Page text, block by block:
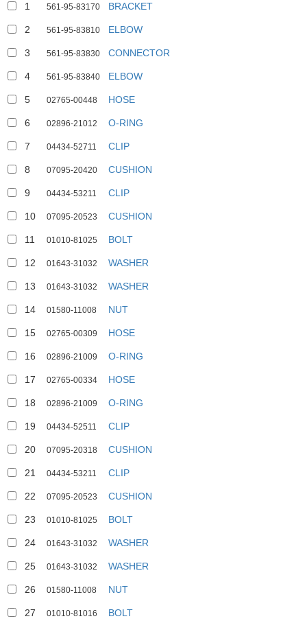
1 561-95-83170 BRACKET
2 561-95-83810 ELBOW
3 561-95-83830 CONNECTOR
4 561-95-83840 ELBOW
5 02765-00448 HOSE
6 02896-21012 O-RING
7 04434-52711 CLIP
8 07095-20420 CUSHION
9 04434-53211 CLIP
10 07095-20523 CUSHION
11 01010-81025 BOLT
12 01643-31032 WASHER
13 01643-31032 WASHER
14 01580-11008 NUT
15 02765-00309 HOSE
16 02896-21009 O-RING
17 02765-00334 HOSE
18 02896-21009 O-RING
19 04434-52511 CLIP
20 07095-20318 CUSHION
21 04434-53211 CLIP
22 07095-20523 CUSHION
23 01010-81025 BOLT
24 01643-31032 WASHER
25 01643-31032 WASHER
26 01580-11008 NUT
27 01010-81016 BOLT